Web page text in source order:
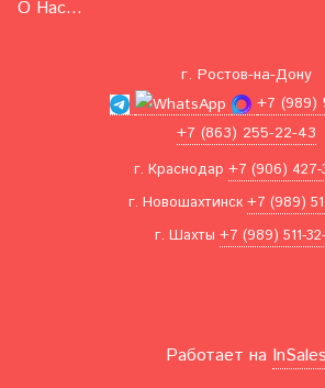
О Нас...
г. Ростов-на-Дону
+7 (989)
+7 (863) 255-22-43
г. Краснодар +7 (906) 427-
г. Новошахтинск +7 (989)
г. Шахты +7 (989) 511-32-
Работает на InSales